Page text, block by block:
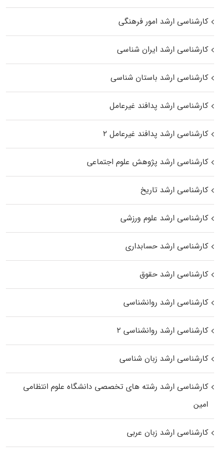
کارشناسی ارشد امور فرهنگی
کارشناسی ارشد ایران شناسی
کارشناسی ارشد باستان شناسی
کارشناسی ارشد پدافند غیرعامل
کارشناسی ارشد پدافند غیرعامل ۲
کارشناسی ارشد پژوهش علوم اجتماعی
کارشناسی ارشد تاریخ
کارشناسی ارشد علوم ورزشی
کارشناسی ارشد حسابداری
کارشناسی ارشد حقوق
کارشناسی ارشد روانشناسی
کارشناسی ارشد روانشناسی ۲
کارشناسی ارشد زبان شناسی
کارشناسی ارشد رﺷﺘﻪ ﻫﺎی تخصصی داﻧﺸﮕﺎه ﻋﻠﻮم انتظامی
اﻣﻴﻦ
کارشناسی ارشد زبان عربی